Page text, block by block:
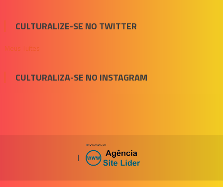
CULTURALIZE-SE NO TWITTER
Meus Tuítes
CULTURALIZA-SE NO INSTAGRAM
|